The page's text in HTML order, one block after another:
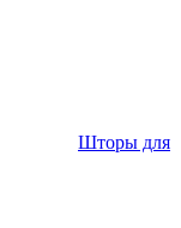
Шторы для